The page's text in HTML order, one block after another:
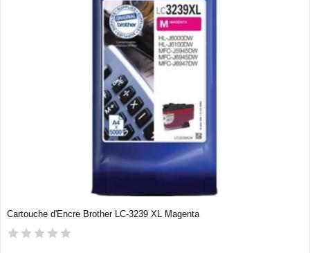
Cartouche d'Encre Brother LC-3239 XL Magenta